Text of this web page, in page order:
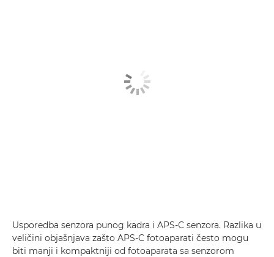
Usporedba senzora punog kadra i APS-C senzora. Razlika u
veličini objašnjava zašto APS-C fotoaparati često mogu
biti manji i kompaktniji od fotoaparata sa senzorom